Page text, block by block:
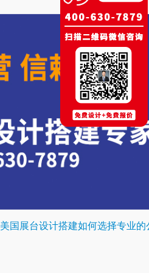
美国展台设计搭建如何选择专业的